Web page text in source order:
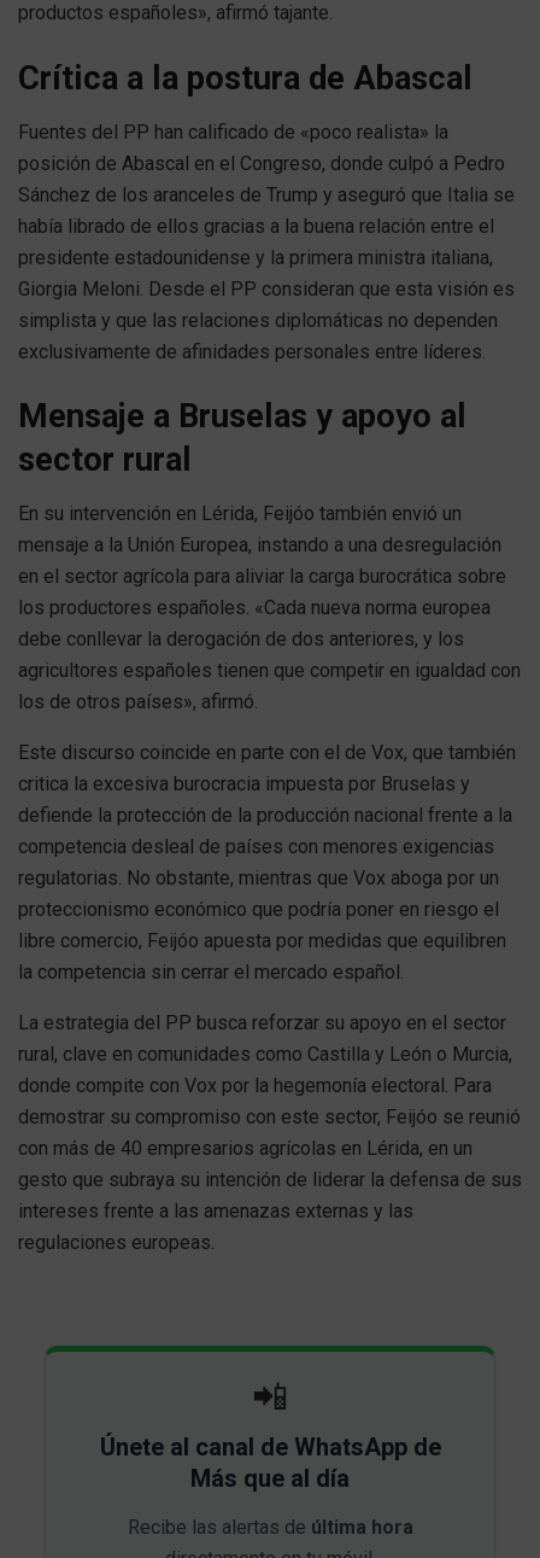
productos españoles», afirmó tajante.
Crítica a la postura de Abascal
Fuentes del PP han calificado de «poco realista» la
posición de Abascal en el Congreso, donde culpó a Pedro
Sánchez de los aranceles de Trump y aseguró que Italia se
había librado de ellos gracias a la buena relación entre el
presidente estadounidense y la primera ministra italiana,
Giorgia Meloni. Desde el PP consideran que esta visión es
simplista y que las relaciones diplomáticas no dependen
exclusivamente de afinidades personales entre líderes.
Mensaje a Bruselas y apoyo al
sector rural
En su intervención en Lérida, Feijóo también envió un
mensaje a la Unión Europea, instando a una desregulación
en el sector agrícola para aliviar la carga burocrática sobre
los productores españoles. «Cada nueva norma europea
debe conllevar la derogación de dos anteriores, y los
agricultores españoles tienen que competir en igualdad con
los de otros países», afirmó.
Este discurso coincide en parte con el de Vox, que también
critica la excesiva burocracia impuesta por Bruselas y
defiende la protección de la producción nacional frente a la
competencia desleal de países con menores exigencias
regulatorias. No obstante, mientras que Vox aboga por un
proteccionismo económico que podría poner en riesgo el
libre comercio, Feijóo apuesta por medidas que equilibren
la competencia sin cerrar el mercado español.
La estrategia del PP busca reforzar su apoyo en el sector
rural, clave en comunidades como Castilla y León o Murcia,
donde compite con Vox por la hegemonía electoral. Para
demostrar su compromiso con este sector, Feijóo se reunió
con más de 40 empresarios agrícolas en Lérida, en un
gesto que subraya su intención de liderar la defensa de sus
intereses frente a las amenazas externas y las
regulaciones europeas.
📲
Únete al canal de WhatsApp de
Más que al día
Recibe las alertas de última hora